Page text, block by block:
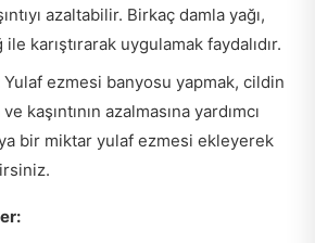
azaltabilir. Birkaç damla yağı,
ile karıştırarak uygulamak faydalıdır.
Yulaf ezmesi banyosu yapmak, cildin
kaşıntının azalmasına yardımcı
bir miktar yulaf ezmesi ekleyerek